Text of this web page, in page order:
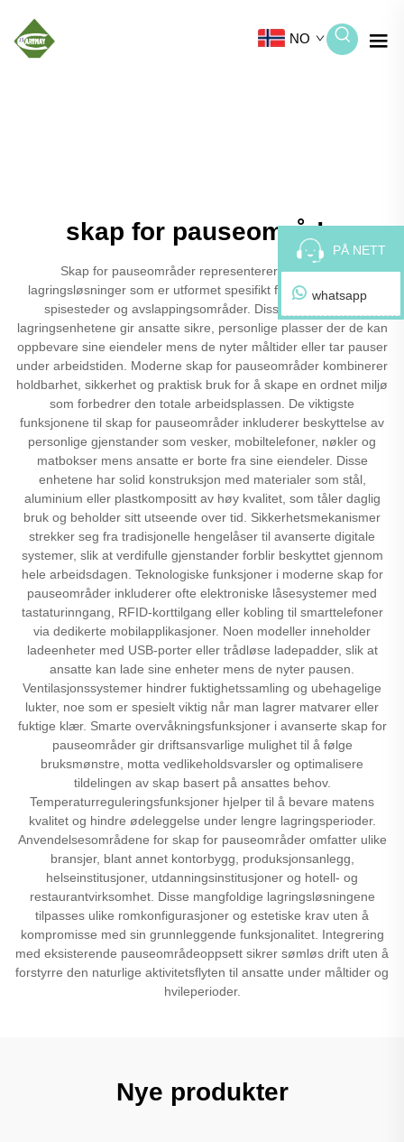
NO
skap for pauseområde
Skap for pauseområder representerer essensielle
lagringsløsninger som er utformet spesifikt for arbeidsstedets
spisesteder og avslappingsområder. Disse spesialiserte
lagringsenhetene gir ansatte sikre, personlige plasser der de kan
oppbevare sine eiendeler mens de nyter måltider eller tar pauser
under arbeidstiden. Moderne skap for pauseområder kombinerer
holdbarhet, sikkerhet og praktisk bruk for å skape en ordnet miljø
som forbedrer den totale arbeidsplassen. De viktigste
funksjonene til skap for pauseområder inkluderer beskyttelse av
personlige gjenstander som vesker, mobiltelefoner, nøkler og
matbokser mens ansatte er borte fra sine eiendeler. Disse
enhetene har solid konstruksjon med materialer som stål,
aluminium eller plastkompositt av høy kvalitet, som tåler daglig
bruk og beholder sitt utseende over tid. Sikkerhetsmekanismer
strekker seg fra tradisjonelle hengelåser til avanserte digitale
systemer, slik at verdifulle gjenstander forblir beskyttet gjennom
hele arbeidsdagen. Teknologiske funksjoner i moderne skap for
pauseområder inkluderer ofte elektroniske låsesystemer med
tastaturinngang, RFID-korttilgang eller kobling til smarttelefoner
via dedikerte mobilapplikasjoner. Noen modeller inneholder
ladeenheter med USB-porter eller trådløse ladepadder, slik at
ansatte kan lade sine enheter mens de nyter pausen.
Ventilasjonssystemer hindrer fuktighetssamling og ubehagelige
lukter, noe som er spesielt viktig når man lagrer matvarer eller
fuktige klær. Smarte overvåkningsfunksjoner i avanserte skap for
pauseområder gir driftsansvarlige mulighet til å følge
bruksmønstre, motta vedlikeholdsvarsler og optimalisere
tildelingen av skap basert på ansattes behov.
Temperaturreguleringsfunksjoner hjelper til å bevare matens
kvalitet og hindre ødeleggelse under lengre lagringsperioder.
Anvendelsesområdene for skap for pauseområder omfatter ulike
bransjer, blant annet kontorbygg, produksjonsanlegg,
helseinstitusjoner, utdanningsinstitusjoner og hotell- og
restaurantvirksomhet. Disse mangfoldige lagringsløsningene
tilpasses ulike romkonfigurasjoner og estetiske krav uten å
kompromisse med sin grunnleggende funksjonalitet. Integrering
med eksisterende pauseområdeoppsett sikrer sømløs drift uten å
forstyrre den naturlige aktivitetsflyten til ansatte under måltider og
hvileperioder.
Nye produkter
PÅ NETT
whatsapp